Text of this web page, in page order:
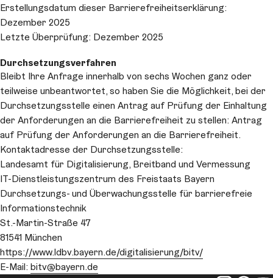
Erstellungsdatum dieser Barrierefreiheitserklärung:
Dezember 2025
Letzte Überprüfung: Dezember 2025
Durchsetzungsverfahren
Bleibt Ihre Anfrage innerhalb von sechs Wochen ganz oder
teilweise unbeantwortet, so haben Sie die Möglichkeit, bei der
Durchsetzungsstelle einen Antrag auf Prüfung der Einhaltung
der Anforderungen an die Barrierefreiheit zu stellen: Antrag
auf Prüfung der Anforderungen an die Barrierefreiheit.
Kontaktadresse der Durchsetzungsstelle:
Landesamt für Digitalisierung, Breitband und Vermessung
IT-Dienstleistungszentrum des Freistaats Bayern
Durchsetzungs- und Überwachungsstelle für barrierefreie
Informationstechnik
St.-Martin-Straße 47
81541 München
https://www.ldbv.bayern.de/digitalisierung/bitv/
E-Mail: bitv@bayern.de